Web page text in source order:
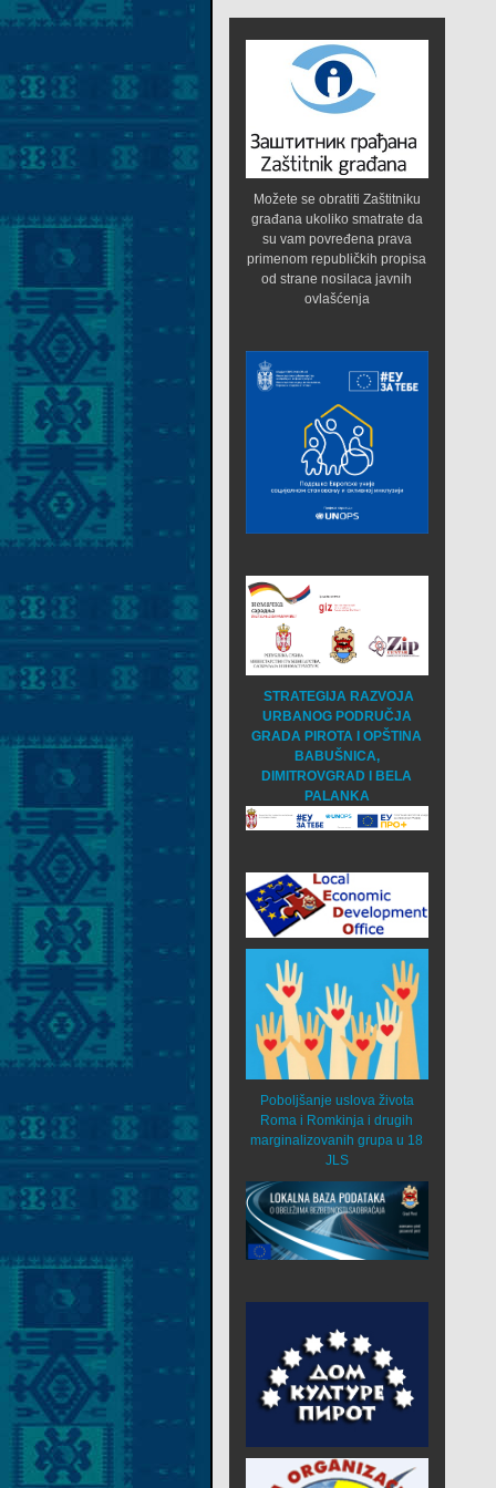
Možete se obratiti Zaštitniku
građana ukoliko smatrate da
su vam povređena prava
primenom republičkih propisa
od strane nosilaca javnih
ovlašćenja
STRATEGIJA RAZVOJA
URBANOG PODRUČJA
GRADA PIROTA I OPŠTINA
BABUŠNICA,
DIMITROVGRAD I BELA
PALANKA
Poboljšanje uslova života
Roma i Romkinja i drugih
marginalizovanih grupa u 18
JLS